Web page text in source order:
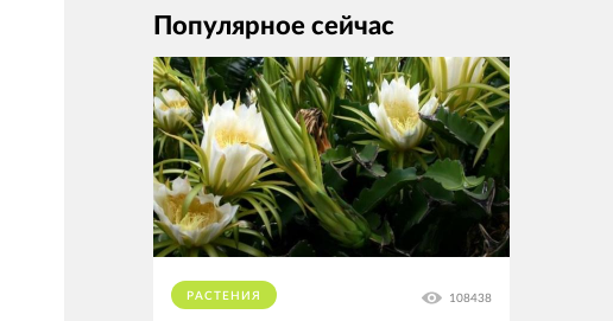
Популярное сейчас
РАСТЕНИЯ 108438